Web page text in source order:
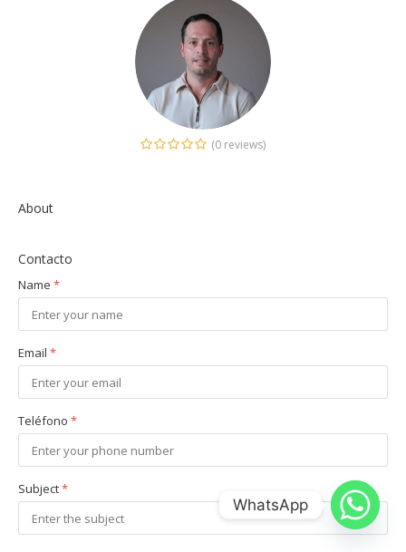
(0 reviews)
About
Contacto
Name *
Email *
Teléfono *
Subject*
WhatsApp